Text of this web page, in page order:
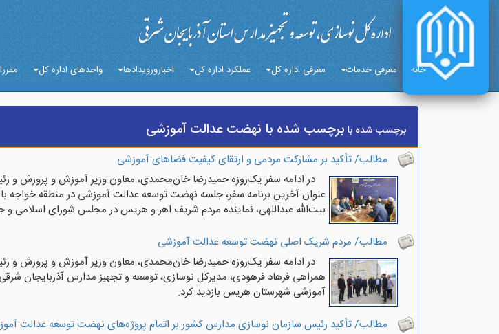
خانه معرفی خدمات معرفی اداره کل عملکرد اداره کل اخبارورویدادها واحدهای اداره کل
برچسب شده با برچسب شده با نهضت عدالت آموزشی
مطالب/ تأکید بر مشارکت مردمی و ارتقای کیفیت فضاهای آموزشی
در ادامه سفر یک‌روزه حمیدرضا خان‌محمدی، معاون وزیر آموزش و پرورش و
عنوان آخرین برنامه سفر، جلسه نهضت توسعه عدالت آموزشی در منطقه خواجه
بیت‌الله عبداللهی، نماینده مردم شریف اهر و هریس در مجلس شورای اسلامی و
مطالب/ مردم شریک اصلی نهضت توسعه عدالت آموزشی
در ادامه سفر یک‌روزه حمیدرضا خان‌محمدی، معاون وزیر آموزش و پرورش و
همراهی فرهاد فرهودی، مدیرکل نوسازی، توسعه و تجهیز مدارس آذربایجان
آموزشی شهرستان هریس بازدید کرد.
مطالب/ تأکید رئیس سازمان نوسازی مدارس کشور بر اتمام پروژه‌های نهضت توسعه عدالت